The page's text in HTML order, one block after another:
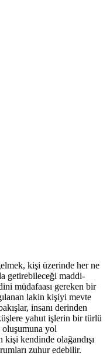
kişi üzerinde her ne
getirebileceği maddi-
müdafaası gereken bir
lakin kişiyi mevte
insanı derinden
yahut işlerin bir türlü
yol
kendinde olağandışı
zuhur edebilir.